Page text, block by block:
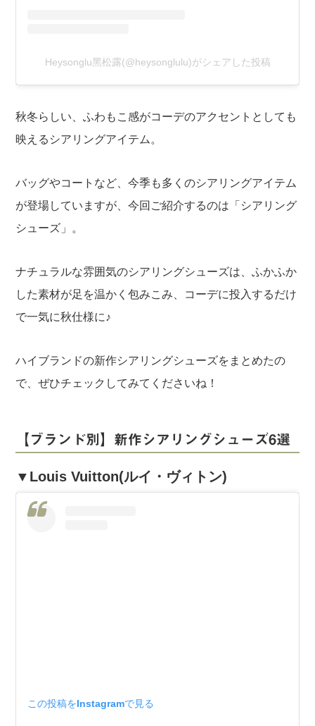
Heysonglu黑松露(@heysonglulu)がシェアした投稿
秋冬らしい、ふわもこ感がコーデのアクセントとしても
映えるシアリングアイテム。
バッグやコートなど、今季も多くのシアリングアイテム
が登場していますが、今回ご紹介するのは「シアリング
シューズ」。
ナチュラルな雰囲気のシアリングシューズは、ふかふか
した素材が足を温かく包みこみ、コーデに投入するだけ
で一気に秋仕様に♪
ハイブランドの新作シアリングシューズをまとめたの
で、ぜひチェックしてみてくださいね！
【ブランド別】新作シアリングシューズ6選
▼Louis Vuitton(ルイ・ヴィトン)
この投稿をInstagramで見る